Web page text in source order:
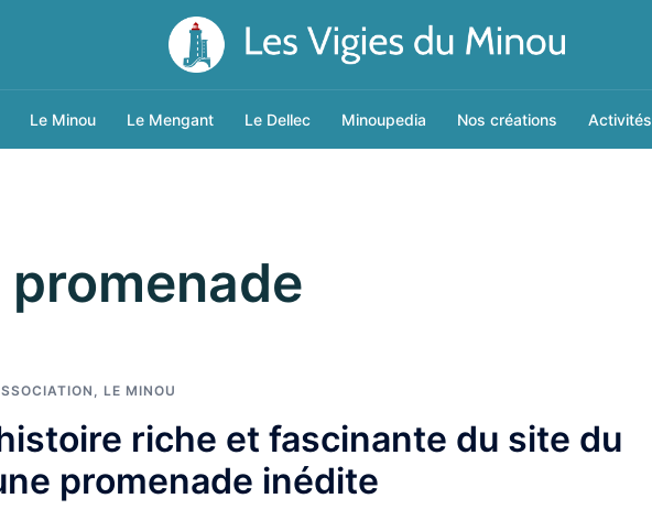
Le Minou Le Mengant Le Dellec Minoupedia Nos créations Activités
promenade
LE MINOU
riche et fascinante du site du
promenade inédite